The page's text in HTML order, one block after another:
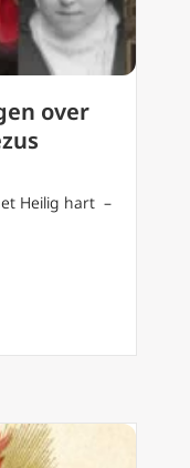
over
Heilig hart –
heiligen over het